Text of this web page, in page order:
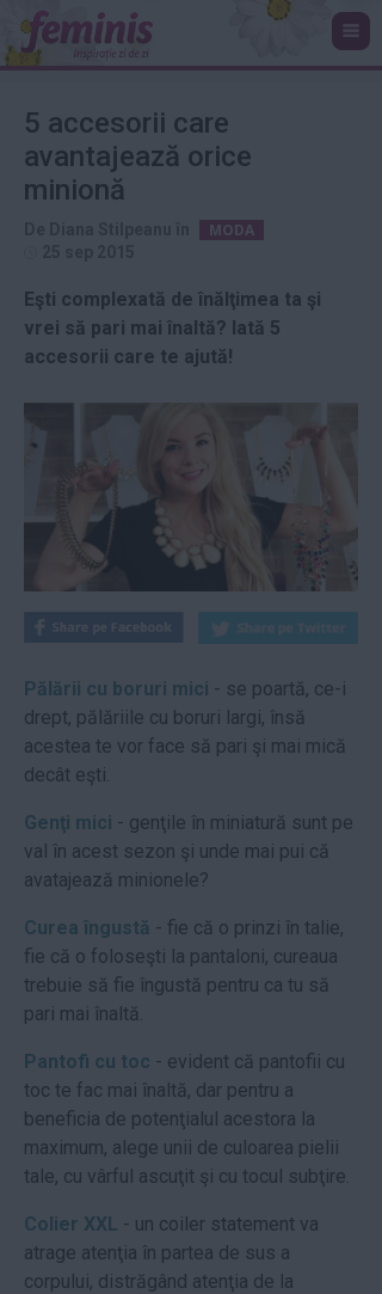
5 accesorii care
avantajează orice
minionă
MODA
Eşti complexată de înălţimea ta şi
vrei să pari mai înaltă? Iată 5
accesorii care te ajută!
Pălării cu boruri mici - se poartă, ce-i
drept, pălăriile cu boruri largi, însă
acestea te vor face să pari şi mai mică
decât eşti.
Genţi mici - genţile în miniatură sunt pe
val în acest sezon şi unde mai pui că
avatajează minionele?
Curea îngustă - fie că o prinzi în talie,
fie că o foloseşti la pantaloni, cureaua
trebuie să fie îngustă pentru ca tu să
pari mai înaltă.
Pantofi cu toc - evident că pantofii cu
toc te fac mai înaltă, dar pentru a
beneficia de potenţialul acestora la
maximum, alege unii de culoarea pielii
tale, cu vârful ascuţit şi cu tocul subţire.
Colier XXL - un coiler statement va
atrage atenţia în partea de sus a
corpului, distrăgând atenţia de la